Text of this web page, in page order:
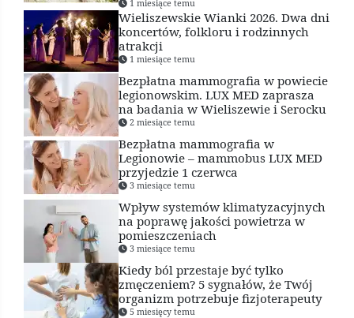
1 miesiące temu
Wieliszewskie Wianki 2026. Dwa dni
koncertów, folkloru i rodzinnych
atrakcji
1 miesiące temu
Bezpłatna mammografia w powiecie
legionowskim. LUX MED zaprasza
na badania w Wieliszewie i Serocku
2 miesiące temu
Bezpłatna mammografia w
Legionowie – mammobus LUX MED
przyjedzie 1 czerwca
3 miesiące temu
Wpływ systemów klimatyzacyjnych
na poprawę jakości powietrza w
pomieszczeniach
3 miesiące temu
Kiedy ból przestaje być tylko
zmęczeniem? 5 sygnałów, że Twój
organizm potrzebuje fizjoterapeuty
5 miesięcy temu